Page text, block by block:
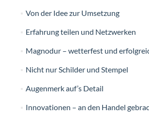
Von der Idee zur Umsetzung
Erfahrung teilen und Netzwerken
Magnodur – wetterfest und
Nicht nur Schilder und Stempel
Augenmerk auf’s Detail
Innovationen – an den Handel